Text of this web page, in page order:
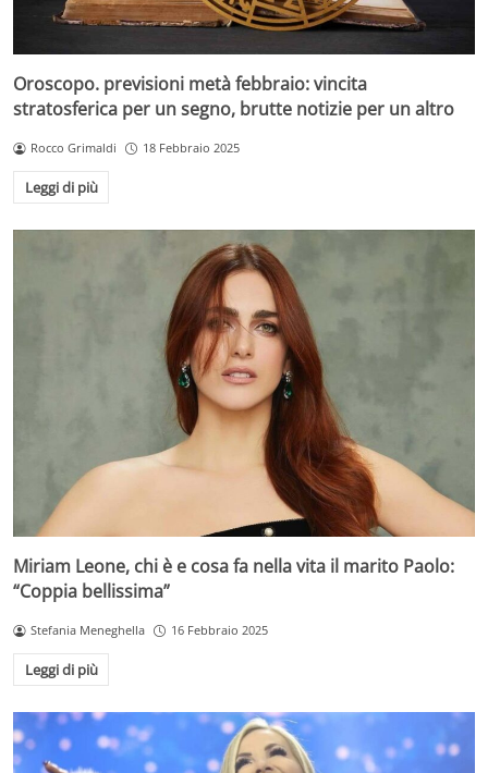
Oroscopo. previsioni metà febbraio: vincita
stratosferica per un segno, brutte notizie per un altro
Rocco Grimaldi 18 Febbraio 2025
Leggi di più
Miriam Leone, chi è e cosa fa nella vita il marito Paolo:
“Coppia bellissima”
Stefania Meneghella 16 Febbraio 2025
Leggi di più